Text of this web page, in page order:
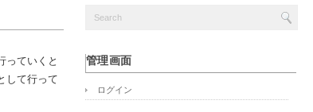
っていくと
して行って
管理画面
ログイン